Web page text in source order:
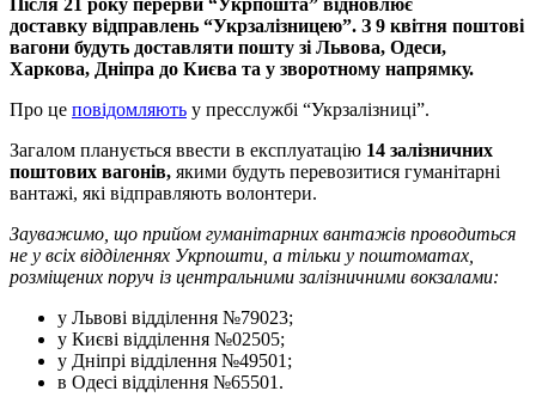
доставку відправлень “Укрзалізницею”. З 9 квітня поштові
вагони будуть доставляти пошту зі Львова, Одеси,
Харкова, Дніпра до Києва та у зворотному напрямку.
Про це повідомляють у пресслужбі “Укрзалізниці”.
Загалом планується ввести в експлуатацію 14 залізничних
поштових вагонів, якими будуть перевозитися гуманітарні
вантажі, які відправляють волонтери.
Зауважимо, що прийом гуманітарних вантажів проводиться
не у всіх відділеннях Укрпошти, а тільки у поштоматах,
розміщених поруч із центральними залізничними вокзалами:
у Львові відділення №79023;
у Києві відділення №02505;
у Дніпрі відділення №49501;
в Одесі відділення №65501.